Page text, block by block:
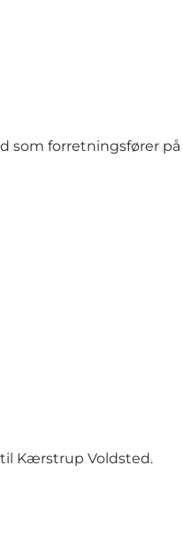
forretningsfører på
Kærstrup Voldsted.